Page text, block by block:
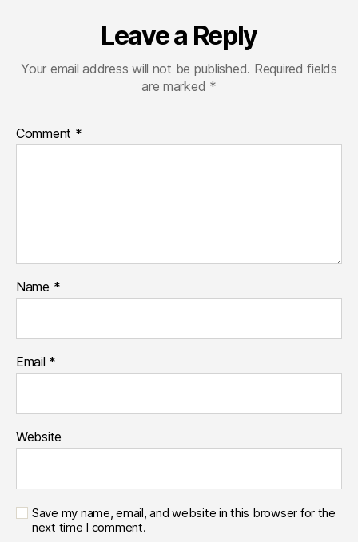
Leave a Reply
Your email address will not be published. Required fields
are marked *
Comment *
Name *
Email *
Website
Save my name, email, and website in this browser for the
next time I comment.